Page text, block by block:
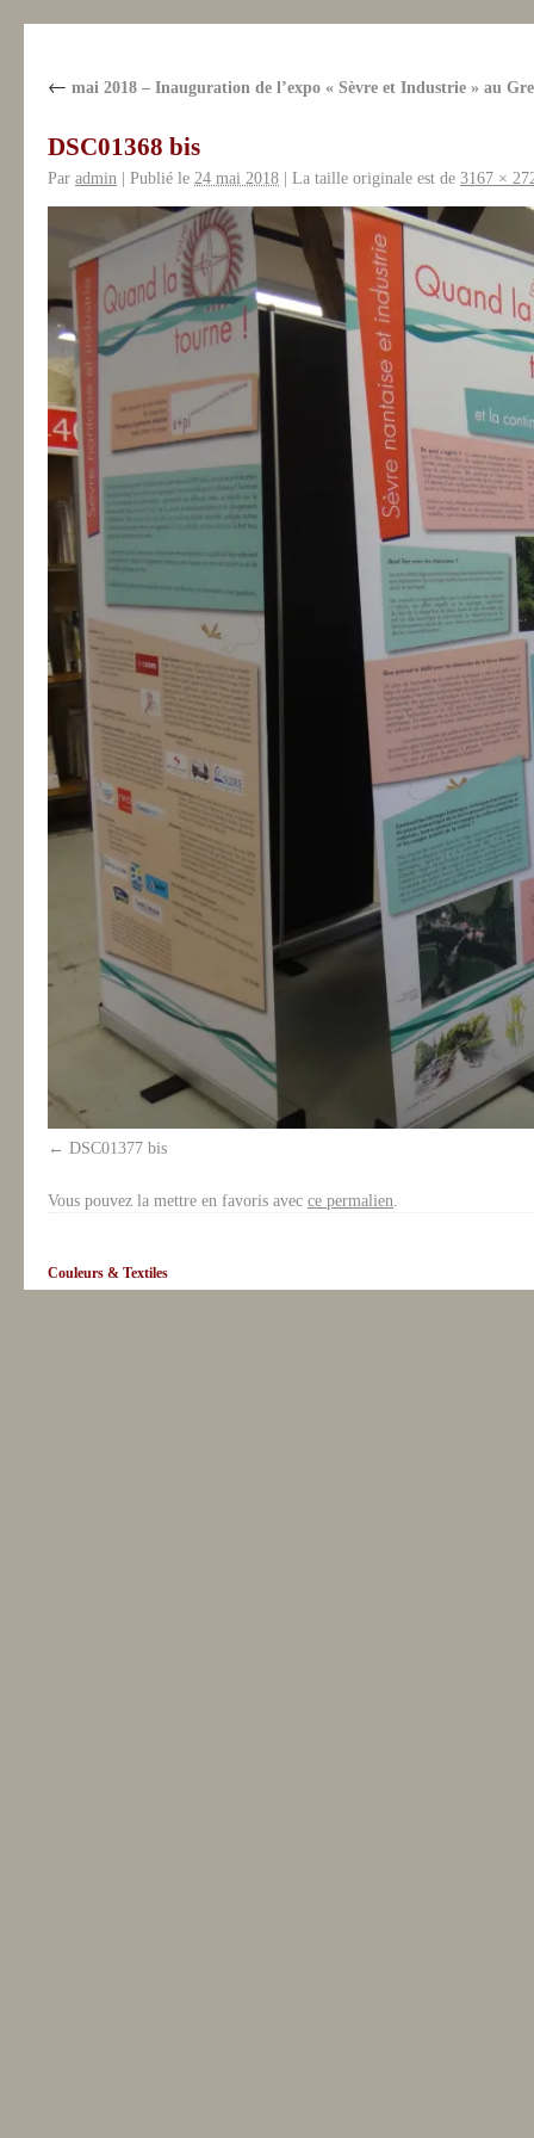
← mai 2018 – Inauguration de l’expo « Sèvre et Industrie » au
DSC01368 bis
Par admin | Publié le 24 mai 2018 | La taille originale est de 3167 ×
DSC01377 bis
Vous pouvez la mettre en favoris avec ce permalien.
Couleurs & Textiles